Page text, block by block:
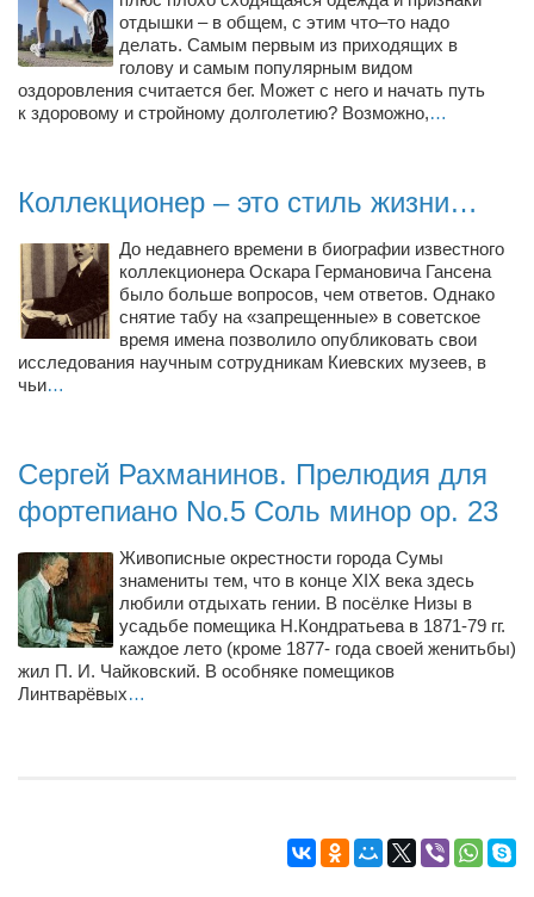
Конкурсы
Фестиваль. Конкурс «Колибри» 2017
Конкурс «Колибри» 2016
Конкурс «Колибри» 2015
Литературный конкурс «Я люблю Украину»
Конкурс «Колибри — детям!» 2014
Конкурс «Колибри» 2013
Интервью
Афиша
О нас
отдышки – в общем, с этим что–то надо
делать. Самым первым из приходящих в
голову и самым популярным видом
оздоровления считается бег. Может с него и начать путь
к здоровому и стройному долголетию? Возможно,…
Коллекционер – это стиль жизни…
До недавнего времени в биографии известного
коллекционера Оскара Германовича Гансена
было больше вопросов, чем ответов. Однако
снятие табу на «запрещенные» в советское
время имена позволило опубликовать свои
исследования научным сотрудникам Киевских музеев, в
чьи…
Сергей Рахманинов. Прелюдия для
фортепиано No.5 Соль минор op. 23
Живописные окрестности города Сумы
знамениты тем, что в конце XIX века здесь
любили отдыхать гении. В посёлке Низы в
усадьбе помещика Н.Кондратьева в 1871-79 гг.
каждое лето (кроме 1877- года своей женитьбы)
жил П. И. Чайковский. В особняке помещиков
Линтварёвых…